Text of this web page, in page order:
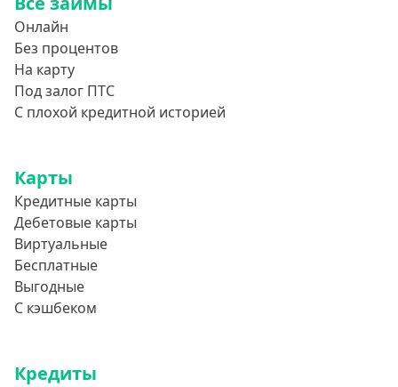
900000 руб
950000 руб
Целевые
Строительство дома
Газификацию
Лечение
Стоматология
Неотложные нужды
Образование
Отдых
Онлайн
Без процентов
На карту
Под залог ПТС
С плохой кредитной историей
Карты
Кредитные карты
Дебетовые карты
Виртуальные
Бесплатные
Выгодные
С кэшбеком
Кредиты